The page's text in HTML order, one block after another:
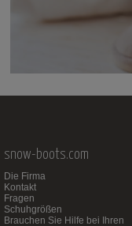
snow-boots.com
Die Firma
Kontakt
Fragen
Schuhgrößen
Brauchen Sie Hilfe bei Ihren